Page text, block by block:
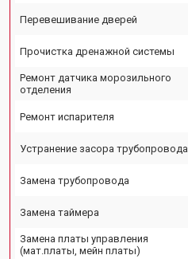
Перевешивание дверей
Прочистка дренажной системы
Ремонт датчика морозильного
отделения
Ремонт испарителя
Устранение засора трубопровода
Замена трубопровода
Замена таймера
Замена платы управления
(мат.платы, мейн платы)